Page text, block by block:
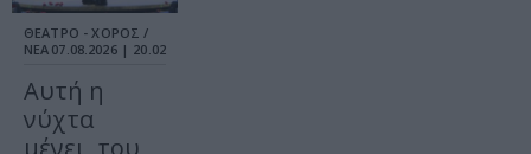
ΘΕΑΤΡΟ - ΧΟΡΟΣ /
ΝΕΑ 07.08.2026 | 20.02
Αυτή η
νύχτα
μένει, του